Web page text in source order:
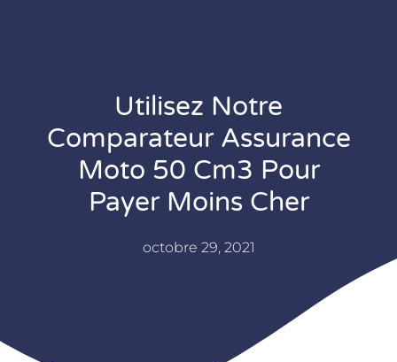
Utilisez Notre
Comparateur Assurance
Moto 50 Cm3 Pour
Payer Moins Cher
octobre 29, 2021